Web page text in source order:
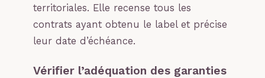
territoriales. Elle recense tous les
contrats ayant obtenu le label et précise
leur date d’échéance.
Vérifier l’adéquation des garanties